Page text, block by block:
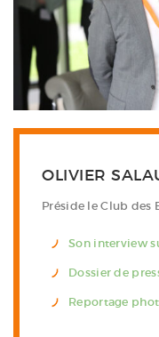
OLIVIER
Préside le Club des
Son interview
Dossier de
Reportage